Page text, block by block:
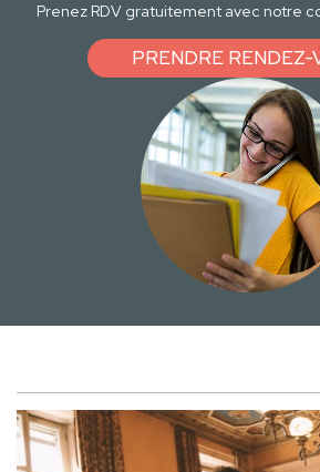
Prenez RDV gratuitement avec notre
PRENDRE RENDEZ-